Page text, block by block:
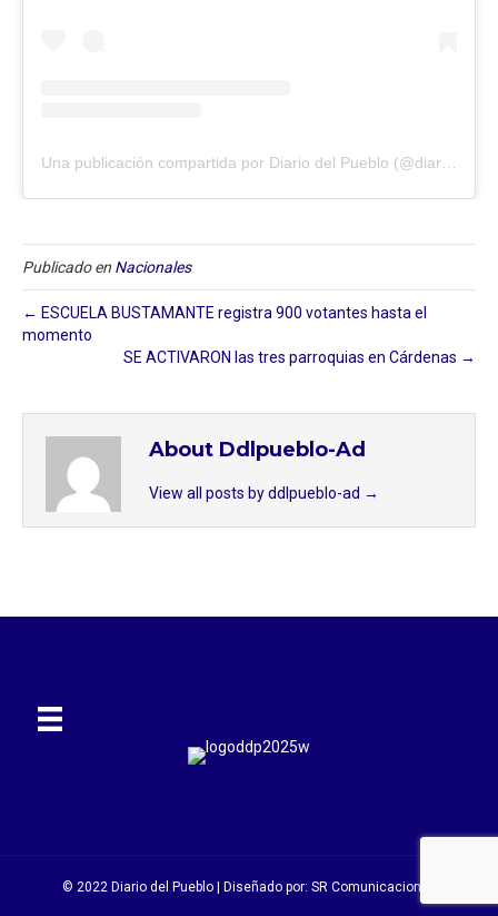
Publicado en Nacionales
← ESCUELA BUSTAMANTE registra 900 votantes hasta el
momento
SE ACTIVARON las tres parroquias en Cárdenas →
About Ddlpueblo-Ad
View all posts by ddlpueblo-ad →
© 2022 Diario del Pueblo | Diseñado por: SR Comunicaciones